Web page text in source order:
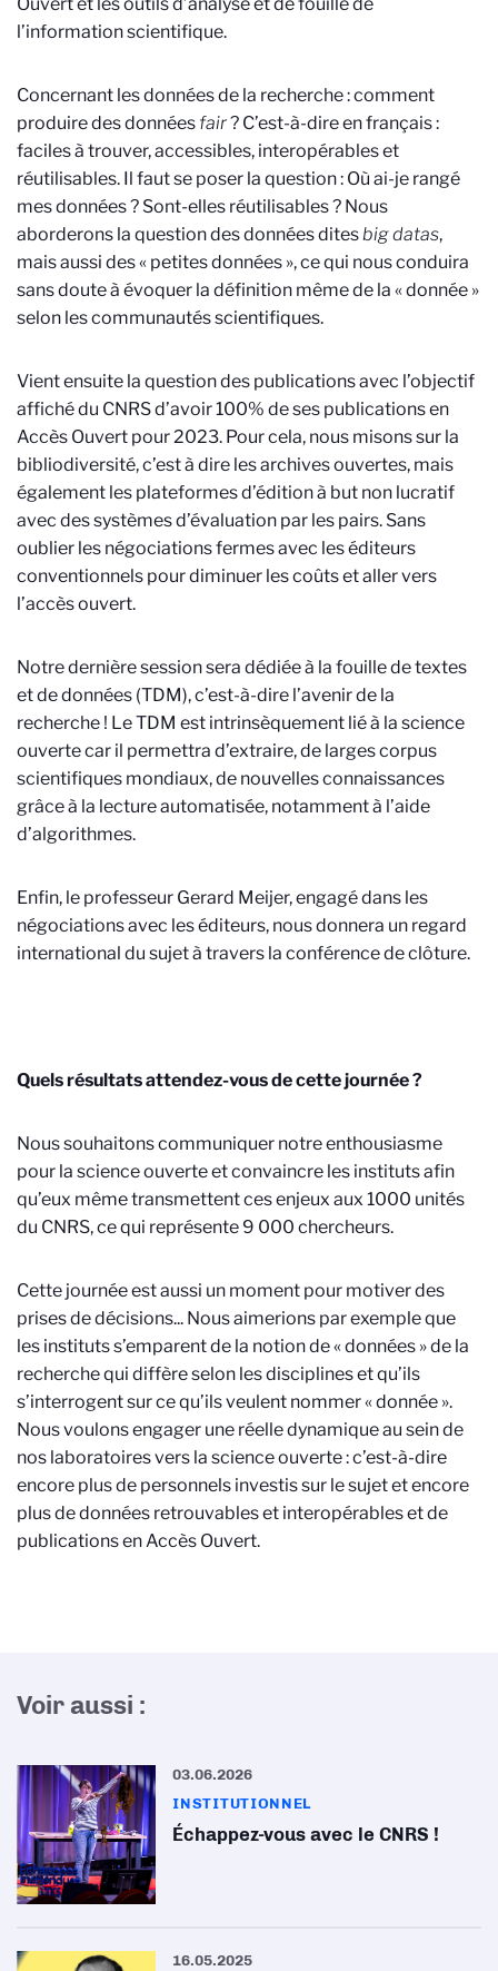
l’information scientifique.
Concernant les données de la recherche : comment
produire des données fair? C’est-à-dire en français :
faciles à trouver, accessibles, interopérables et
réutilisables. Il faut se poser la question : Où ai-je rangé
mes données ? Sont-elles réutilisables ? Nous
aborderons la question des données ditesbig datas,
mais aussi des « petites données », ce qui nous conduira
sans doute à évoquer la définition même de la « donnée »
selon les communautés scientifiques.
Vient ensuite la question des publications avec l’objectif
affiché du CNRS d’avoir 100% de ses publications en
Accès Ouvert pour 2023. Pour cela, nous misons sur la
bibliodiversité,c’est à dire les archives ouvertes, mais
également les plateformes d’édition à but non lucratif
avec des systèmes d’évaluation par les pairs. Sans
oublier les négociations fermes avec les éditeurs
conventionnels pour diminuer les coûts et aller vers
l’accès ouvert.
Notre dernière session sera dédiée à la fouille de textes
et de données (TDM), c’est-à-dire l’avenir de la
recherche ! Le TDM est intrinsèquement lié à la science
ouverte car il permettra d’extraire, de larges corpus
scientifiques mondiaux, de nouvelles connaissances
grâce à la lecture automatisée, notamment à l’aide
d’algorithmes.
Enfin, le professeur Gerard Meijer, engagé dans les
négociations avec les éditeurs, nous donnera un regard
international du sujet à travers la conférence de clôture.
Quels résultats attendez-vous de cette journée ?
Nous souhaitons communiquer notre enthousiasme
pour la science ouverte et convaincre les instituts afin
qu’eux même transmettent ces enjeux aux 1000 unités
du CNRS, ce qui représente 9 000 chercheurs.
Cette journée est aussi un moment pour motiver des
prises de décisions... Nous aimerions par exemple que
les instituts s’emparent de la notion de « données » de la
recherche qui diffère selon les disciplines et qu’ils
s’interrogent sur ce qu’ils veulent nommer « donnée ».
Nous voulons engager une réelle dynamique au sein de
nos laboratoires vers la science ouverte : c’est-à-dire
encore plus de personnels investis sur le sujet et encore
plus de données retrouvables et interopérables et de
publications en Accès Ouvert.
Voir aussi :
03.06.2026
INSTITUTIONNEL
Échappez-vous avec le CNRS !
16.05.2025